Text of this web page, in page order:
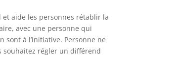
aide les personnes rétablir la
avec une personne qui
sont à l’initiative. Personne ne
souhaitez régler un différend